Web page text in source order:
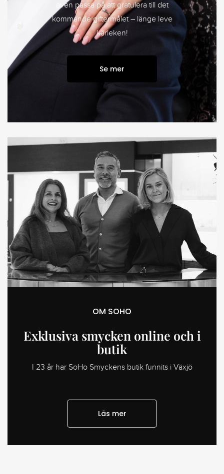
även passa på att gratulera till det
kommande giftermålet – länge leve
kärleken!
Se mer
OM SOHO
Exklusiva smycken online och i
butik
I 23 år har SoHo Smyckens butik funnits i Växjö
Läs mer